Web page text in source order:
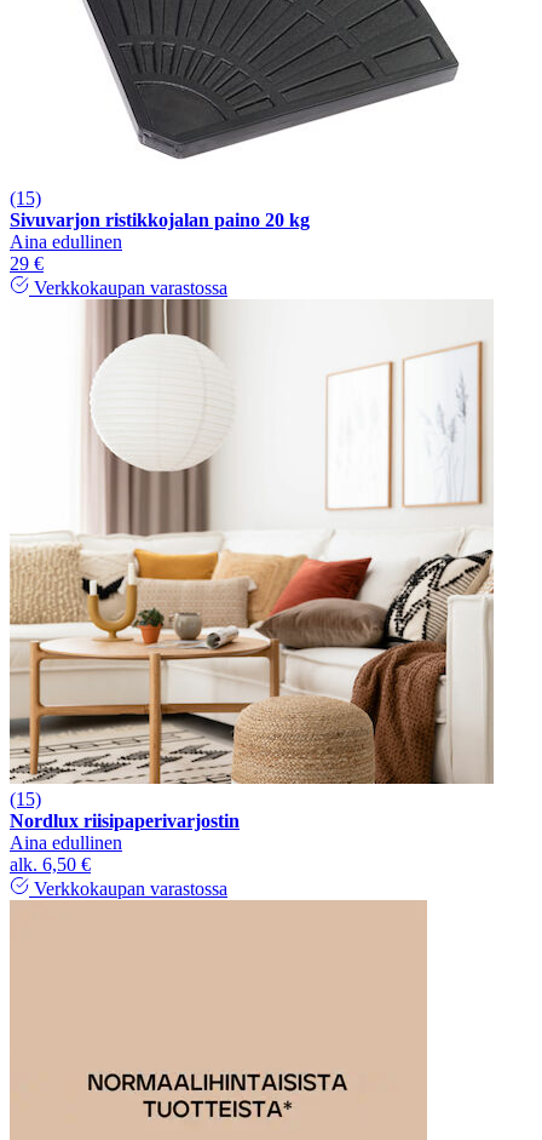
(15)
Sivuvarjon ristikkojalan paino 20 kg
Aina edullinen
29 €
Verkkokaupan varastossa
(15)
Nordlux riisipaperivarjostin
Aina edullinen
alk. 6,50 €
Verkkokaupan varastossa